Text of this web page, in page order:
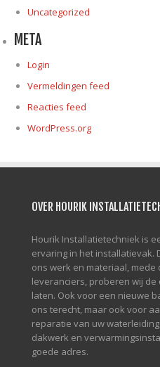
Uncategorized
META
Login
Vermeldingen feed
Reacties feed
WordPress.org
OVER HOURIK
Hourik Installatietechniek is
ervaring in het installatievak.
ons werk en materiaal,
leveranciers, proberen wij
laten. Ook voor een nieuwe
ons terecht, maar ook voor
reparatie van uw
dakwerk en
goede adres.